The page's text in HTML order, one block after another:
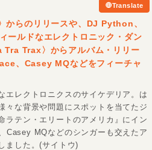
Translate
らのリリースや、DJ Python、
ールドなエレクトロニック・ダン
Trax〉からアルバム・リリー
、Casey MQなどをフィーチャ
エレクトロニクスのサイケデリア。は
々な背景や問題にスポットを当てたジ
ラテン・エリートのアメリカ』にイン
Casey MQなどのシンガーも交えたア
ました。(サイトウ)